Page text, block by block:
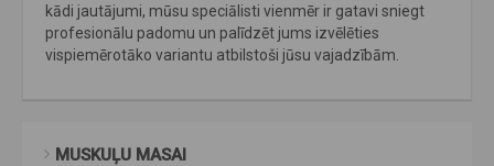
kādi jautājumi, mūsu speciālisti vienmēr ir gatavi sniegt
profesionālu padomu un palīdzēt jums izvēlēties
vispiemērotāko variantu atbilstoši jūsu vajadzībām.
MUSKUĻU MASAI